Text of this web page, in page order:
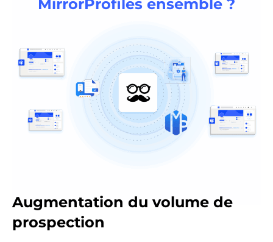
MirrorProfiles ensemble ?
Augmentation du volume de
prospection